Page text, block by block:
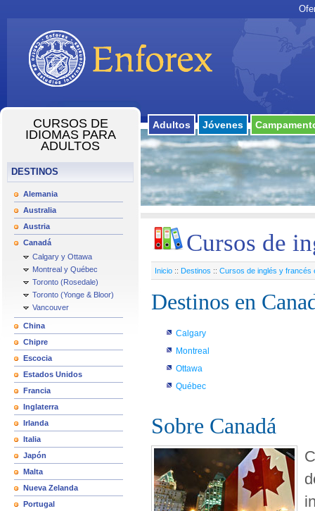
Adultos Jóvenes
CURSOS DE
IDIOMAS PARA
ADULTOS
DESTINOS
Alemania
Australia
Austria
Canadá
Calgary y Ottawa
Montreal y Québec
Toronto (Rosedale)
Toronto (Yonge & Bloor)
Vancouver
China
Chipre
Escocia
Estados Unidos
Francia
Inglaterra
Irlanda
Italia
Japón
Malta
Nueva Zelanda
Portugal
Cursos de
Inicio :: Destinos :: Cursos de inglés y francés
Destinos en
Calgary
Montreal
Ottawa
Québec
Sobre Canadá